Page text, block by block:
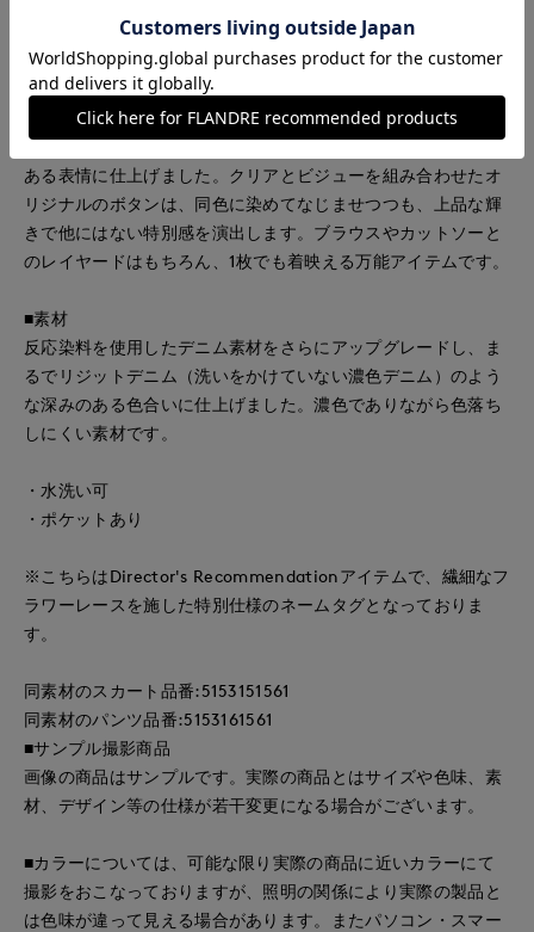
りのロングジレ。品質に定評のある岡山産デニムを、色落ちし
にくい特別なカラーで別注したこだわりの素材を使用していま
す。肩はやや広めで、丸みを帯びたカッティングが柔らかな印
象をプラス。後ろウエストから裾にかけては、透け感のある黒
のオーガンジーをたっぷりとギャザー使いであしらい、動きの
ある表情に仕上げました。クリアとビジューを組み合わせたオ
リジナルのボタンは、同色に染めてなじませつつも、上品な輝
きで他にはない特別感を演出します。ブラウスやカットソーと
のレイヤードはもちろん、1枚でも着映える万能アイテムです。
■素材
反応染料を使用したデニム素材をさらにアップグレードし、ま
るでリジットデニム（洗いをかけていない濃色デニム）のよう
な深みのある色合いに仕上げました。濃色でありながら色落ち
しにくい素材です。
・水洗い可
・ポケットあり
※こちらはDirector's Recommendationアイテムで、繊細なフ
ラワーレースを施した特別仕様のネームタグとなっておりま
す。
同素材のスカート品番:5153151561
同素材のパンツ品番:5153161561
■サンプル撮影商品
画像の商品はサンプルです。実際の商品とはサイズや色味、素
材、デザイン等の仕様が若干変更になる場合がございます。
■カラーについては、可能な限り実際の商品に近いカラーにて
撮影をおこなっておりますが、照明の関係により実際の製品と
は色味が違って見える場合があります。またパソコン・スマー